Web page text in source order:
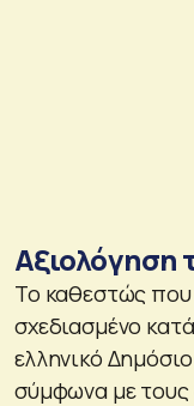
Αξιολόγηση
Το καθεστώς που
σχεδιασμένο
ελληνικό
σύμφωνα με τους